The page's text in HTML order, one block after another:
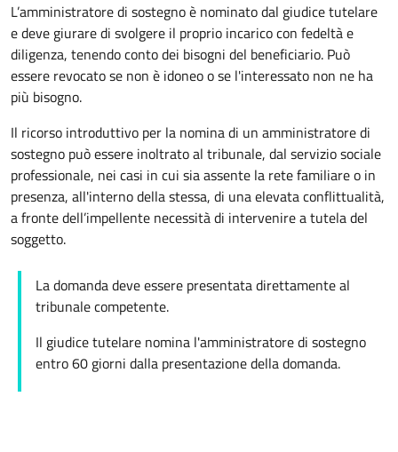
L’amministratore di sostegno è nominato dal giudice tutelare
e deve giurare di svolgere il proprio incarico con fedeltà e
diligenza, tenendo conto dei bisogni del beneficiario. Può
essere revocato se non è idoneo o se l'interessato non ne ha
più bisogno.
Il ricorso introduttivo per la nomina di un amministratore di
sostegno può essere inoltrato al tribunale, dal servizio sociale
professionale, nei casi in cui sia assente la rete familiare o in
presenza, all'interno della stessa, di una elevata conflittualità,
a fronte dell’impellente necessità di intervenire a tutela del
soggetto.
La domanda deve essere presentata direttamente al
tribunale competente.
Il giudice tutelare nomina l'amministratore di sostegno
entro 60 giorni dalla presentazione della domanda.